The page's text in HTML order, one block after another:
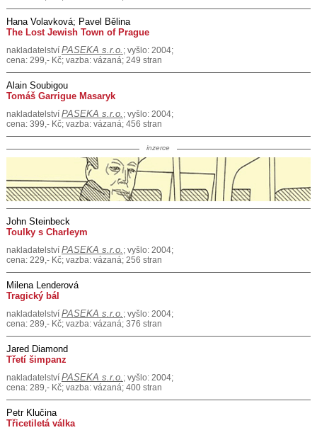
Hana Volavková; Pavel Bělina
The Lost Jewish Town of Prague
nakladatelství PASEKA s.r.o. ; vyšlo: 2004;
cena: 299,- Kč; vazba: vázaná; 249 stran
Alain Soubigou
Tomáš Garrigue Masaryk
nakladatelství PASEKA s.r.o. ; vyšlo: 2004;
cena: 399,- Kč; vazba: vázaná; 456 stran
inzerce
John Steinbeck
Toulky s Charleym
nakladatelství PASEKA s.r.o. ; vyšlo: 2004;
cena: 229,- Kč; vazba: vázaná; 256 stran
Milena Lenderová
Tragický bál
nakladatelství PASEKA s.r.o. ; vyšlo: 2004;
cena: 289,- Kč; vazba: vázaná; 376 stran
Jared Diamond
Třetí šimpanz
nakladatelství PASEKA s.r.o. ; vyšlo: 2004;
cena: 289,- Kč; vazba: vázaná; 400 stran
Petr Klučina
Třicetiletá válka